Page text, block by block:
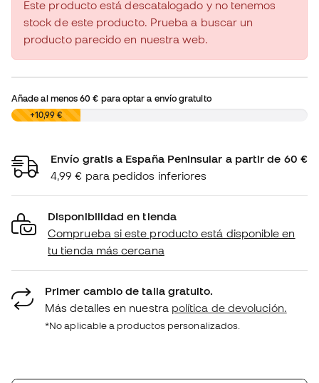
Este producto está descatalogado y no tenemos
stock de este producto. Prueba a buscar un
producto parecido en nuestra web.
Añade al menos60 € para optar a envío gratuito
0,00 €+10,99 €
Envío gratis a España Peninsular a partir de 60 €
4,99 € para pedidos inferiores
Disponibilidad en tienda
Comprueba si este producto está disponible en
tu tienda más cercana
Primer cambio de talla gratuito.
Más detalles en nuestra política de devolución.
*No aplicable a productos personalizados.